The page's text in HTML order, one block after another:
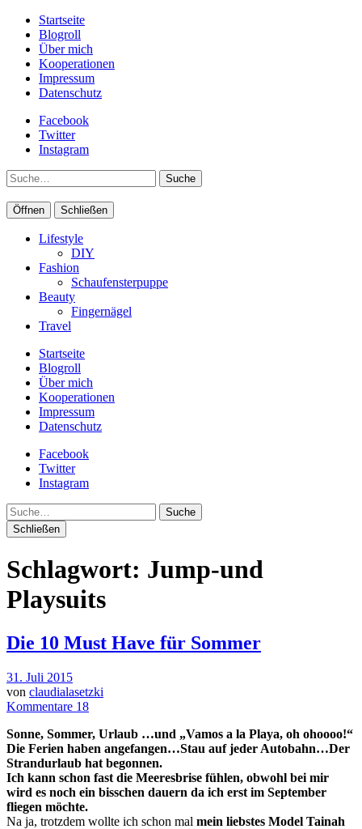
Startseite
Blogroll
Über mich
Kooperationen
Impressum
Datenschutz
Facebook
Twitter
Instagram
Suche
Öffnen Schließen
Lifestyle
DIY
Fashion
Schaufensterpuppe
Beauty
Fingernägel
Travel
Startseite
Blogroll
Über mich
Kooperationen
Impressum
Datenschutz
Facebook
Twitter
Instagram
Suche
Schließen
Schlagwort: Jump-und
Playsuits
Die 10 Must Have für Sommer
31. Juli 2015
von claudialasetzki
Kommentare 18
Sonne, Sommer, Urlaub …und „Vamos a la Playa, oh ohoooo!“
Die Ferien haben angefangen…Stau auf jeder Autobahn…Der
Strandurlaub hat begonnen.
Ich kann schon fast die Meeresbrise fühlen, obwohl bei mir
wird es noch ein bisschen dauern da ich erst im September
fliegen möchte.
Na ja, trotzdem wollte ich schon mal mein liebstes Model Tainah